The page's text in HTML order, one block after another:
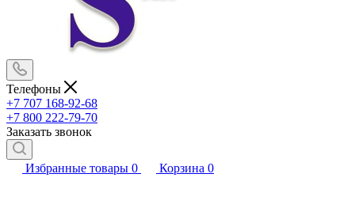
Телефоны
+7 707 168-92-68
+7 800 222-79-70
Заказать звонок
Избранные товары 0 Корзина 0